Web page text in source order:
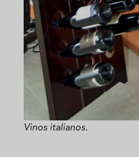
Vinos italianos.